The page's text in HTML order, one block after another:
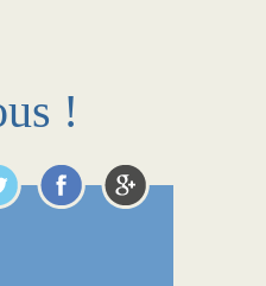
!